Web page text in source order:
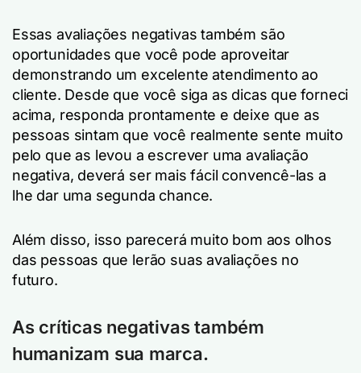
Essas avaliações negativas também são
oportunidades que você pode aproveitar
demonstrando um excelente atendimento ao
cliente. Desde que você siga as dicas que forneci
acima, responda prontamente e deixe que as
pessoas sintam que você realmente sente muito
pelo que as levou a escrever uma avaliação
negativa, deverá ser mais fácil convencê-las a
lhe dar uma segunda chance.
Além disso, isso parecerá muito bom aos olhos
das pessoas que lerão suas avaliações no
futuro.
As críticas negativas também
humanizam sua marca.